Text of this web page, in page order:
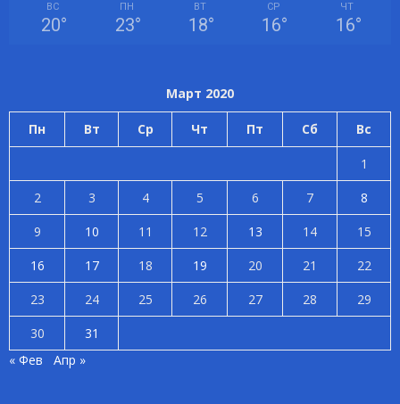
ВС
20°
ПН
23°
ВТ
18°
СР
16°
ЧТ
16°
Март 2020
Пн Вт Ср Чт Пт Сб Вс
1
2
3 4 5 6 7
8
9
10 11 12 13 14
15
16
17 18 19 20 21
22
23
24 25 26 27 28
29
30
31
« Фев
Апр »